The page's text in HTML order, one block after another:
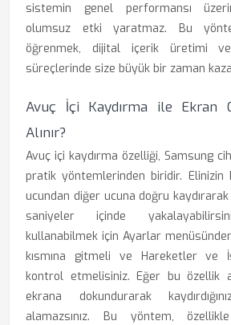
sistemin genel performansı
olumsuz etki yaratmaz. Bu
öğrenmek, dijital içerik üretimi
süreçlerinde size büyük bir zaman
Avuç İçi Kaydırma ile Ekran
Alınır?
Avuç içi kaydırma özelliği, Samsung
pratik yöntemlerinden biridir. Elinizin
ucundan diğer ucuna doğru
saniyeler içinde
kullanabilmek için Ayarlar
kısmına gitmeli ve Hareketler ve
kontrol etmelisiniz. Eğer bu özellik
ekrana dokundurarak
alamazsınız. Bu yöntem,